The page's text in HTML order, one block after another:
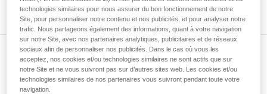
d’informations.
Maîtriser ces techniques nécessite une
formation et un entraînement spécifique. Validez
avec un professionnel votre capacité à refaire
la manipulation, seul, en toute sécurité, avant
de la reproduire en autonomie.
Nous donnons des exemples de techniques
Voir tous les conseils
Abonnez-vous à la newsletter
et restez connecté à notre actualité
technologies similaires pour nous assurer du bon fonctionnement de notre
Site, pour personnaliser notre contenu et nos publicités, et pour analyser notre
trafic. Nous partageons également des informations, quant à votre navigation
sur notre Site, avec nos partenaires analytiques, publicitaires et de réseaux
sociaux afin de personnaliser nos publicités. Dans le cas où vous les
acceptez, nos cookies et/ou technologies similaires ne sont actifs que sur
notre Site et ne vous suivront pas sur d’autres sites web. Les cookies et/ou
technologies similaires de nos partenaires vous suivront pendant toute votre
navigation.